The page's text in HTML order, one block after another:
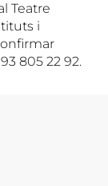
Teatre
i
805 22 92.